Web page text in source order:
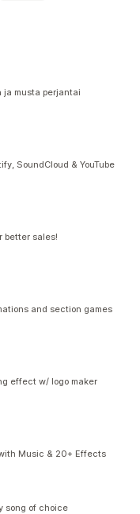
ja musta perjantai
SoundCloud & YouTube
better sales!
and section games
effect w/ logo maker
Music & 20+ Effects
song of choice